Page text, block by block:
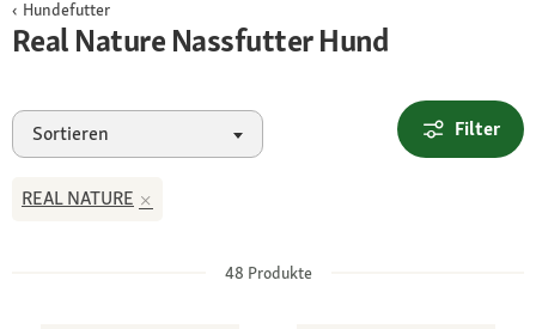
Hundefutter
Real Nature Nassfutter Hund
Sortieren Filter
REAL NATURE
48 Produkte